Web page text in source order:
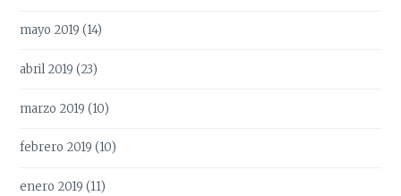
mayo 2019 (14)
abril 2019 (23)
marzo 2019 (10)
febrero 2019 (10)
enero 2019 (11)